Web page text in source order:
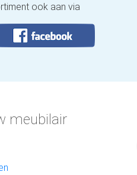
ook aan via
meubilair